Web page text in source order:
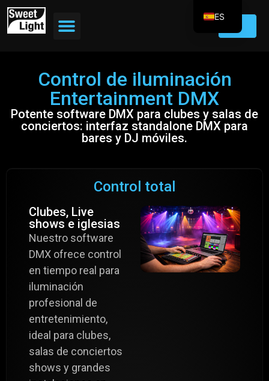
Control de iluminación
Entertainment DMX
Potente software DMX para clubes y salas de
conciertos: interfaz standalone DMX para
bares y DJ móviles.
Control total
Clubes, Live
shows e iglesias
Nuestro software
DMX ofrece control
en tiempo real para
iluminación
profesional de
entretenimiento,
ideal para clubes,
salas de conciertos
shows y grandes
ES
EN
DE
IT
PT